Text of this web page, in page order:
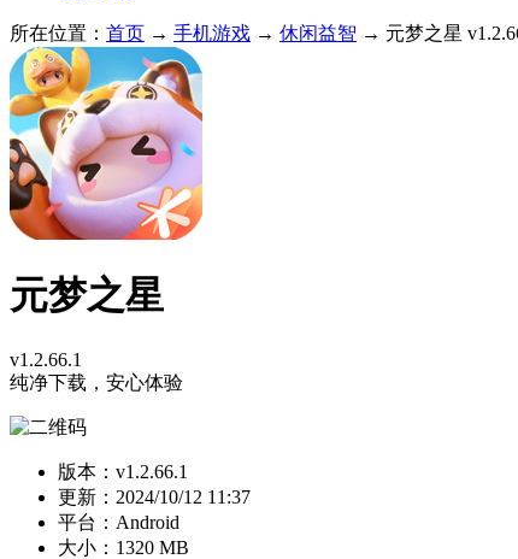
所在位置： 首页 → 手机游戏 → 休闲益智 → 元梦之星
元梦之星
v1.2.66.1
纯净下载，安心体验
版本：v1.2.66.1
更新： 2024/10/12 11:37
平台：Android
大小：1320 MB